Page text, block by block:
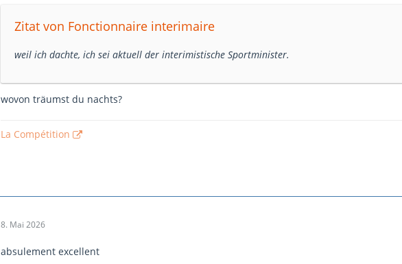
Zitat von Fonctionnaire interimaire
weil ich dachte, ich sei aktuell der interimistische Sportminister.
wovon träumst du nachts?
La Compétition
8. Mai 2026
absulement excellent